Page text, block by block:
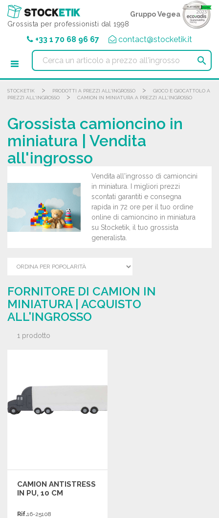
Grossista per professionisti dal 1998
Gruppo Vegea
+33 1 70 68 96 67 contact@stocketik.it

STOCKETIK > PRODOTTI A PREZZI ALL'INGROSSO >
GIOCO E GIOCATTOLO A
PREZZI ALL'INGROSSO
> CAMION IN MINIATURA A PREZZI ALL'INGROSSO
Grossista camioncino in
miniatura | Vendita
all'ingrosso
Vendita all'ingrosso di camioncini
in miniatura. I migliori prezzi
scontati garantiti e consegna
rapida in 72 ore per il tuo ordine
online di camioncino in miniatura
su Stocketik, il tuo grossista
generalista.
FORNITORE DI CAMION IN
MINIATURA | ACQUISTO
ALL'INGROSSO
1 prodotto
CAMION ANTISTRESS
IN PU, 10 CM
Rif.16-25108
Pannello di gestione dei cookies